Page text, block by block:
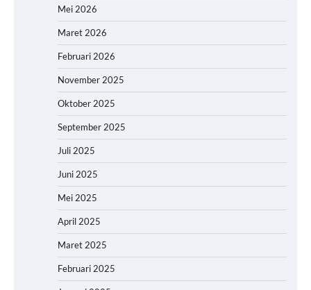
Mei 2026
Maret 2026
Februari 2026
November 2025
Oktober 2025
September 2025
Juli 2025
Juni 2025
Mei 2025
April 2025
Maret 2025
Februari 2025